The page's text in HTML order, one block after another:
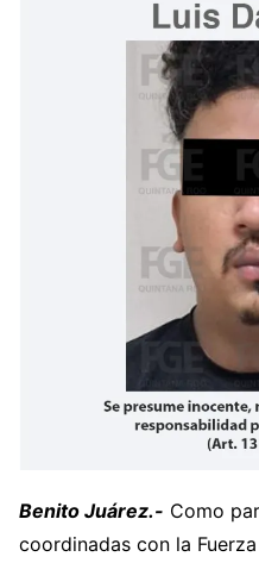
Benito Juárez.- Como
coordinadas con la